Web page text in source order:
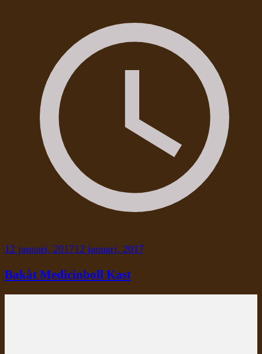
12 januari, 201712 januari, 2017
Bakåt Medicinboll Kast